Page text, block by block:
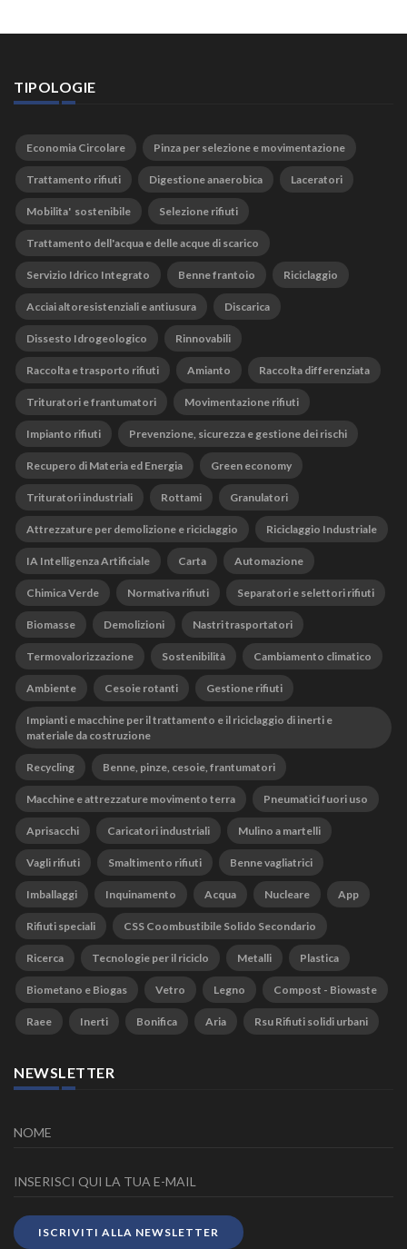
TIPOLOGIE
Economia Circolare Pinza per selezione e movimentazione
Trattamento rifiuti Digestione anaerobica Laceratori
Mobilita' sostenibile Selezione rifiuti
Trattamento dell'acqua e delle acque di scarico
Servizio Idrico Integrato Benne frantoio Riciclaggio
Acciai altoresistenziali e antiusura Discarica
Dissesto Idrogeologico Rinnovabili
Raccolta e trasporto rifiuti Amianto Raccolta differenziata
Trituratori e frantumatori Movimentazione rifiuti
Impianto rifiuti Prevenzione, sicurezza e gestione dei rischi
Recupero di Materia ed Energia Green economy
Trituratori industriali Rottami Granulatori
Attrezzature per demolizione e riciclaggio Riciclaggio Industriale
IA Intelligenza Artificiale Carta Automazione
Chimica Verde Normativa rifiuti Separatori e selettori rifiuti
Biomasse Demolizioni Nastri trasportatori
Termovalorizzazione Sostenibilità Cambiamento climatico
Ambiente Cesoie rotanti Gestione rifiuti
Impianti e macchine per il trattamento e il riciclaggio di inerti e
materiale da costruzione
Recycling Benne, pinze, cesoie, frantumatori
Macchine e attrezzature movimento terra Pneumatici fuori uso
Aprisacchi Caricatori industriali Mulino a martelli
Vagli rifiuti Smaltimento rifiuti Benne vagliatrici
Imballaggi Inquinamento Acqua Nucleare App
Rifiuti speciali CSS Coombustibile Solido Secondario
Ricerca Tecnologie per il riciclo Metalli Plastica
Biometano e Biogas Vetro Legno Compost - Biowaste
Raee Inerti Bonifica Aria Rsu Rifiuti solidi urbani
NEWSLETTER
ISCRIVITI ALLA NEWSLETTER